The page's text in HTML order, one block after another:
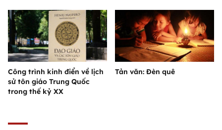
Công trình kinh điển về lịch
sử tôn giáo Trung Quốc
trong thế kỷ XX
Tản văn: Đèn quê